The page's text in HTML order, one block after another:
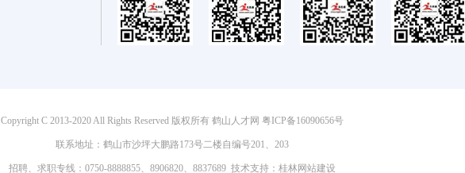
Copyright C 2013-2020 All Rights Reserved 版权所有 鹤山人才网 粤ICP备16090656号
联系地址：鹤山市沙坪大鹏路173号二楼自编号201、203
招聘、求职专线：0750-8888855、8906820、8837689 技术支持： 桂林网站建设